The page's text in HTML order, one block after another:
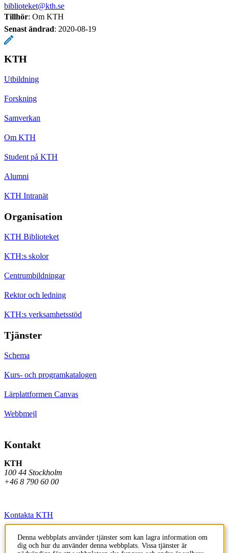
biblioteket@kth.se
Tillhör: Om KTH
Senast ändrad: 2020-08-19
KTH
Utbildning
Forskning
Samverkan
Om KTH
Student på KTH
Alumni
KTH Intranät
Organisation
KTH Biblioteket
KTH:s skolor
Centrumbildningar
Rektor och ledning
KTH:s verksamhetsstöd
Tjänster
Schema
Kurs- och programkatalogen
Lärplattformen Canvas
Webbmejl
Kontakt
KTH
100 44 Stockholm
+46 8 790 60 00
Kontakta KTH
Jobba på KTH
Denna webbplats använder tjänster som kan lagra information om
dig och hur du använder denna webbplats. Vissa tjänster är